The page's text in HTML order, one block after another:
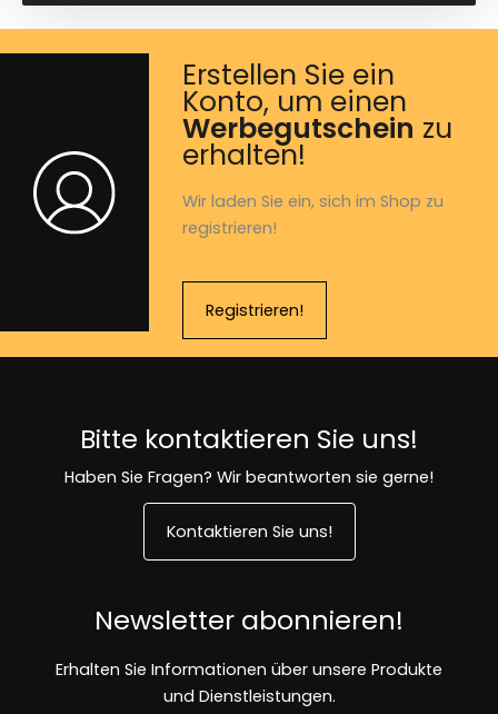
Erstellen Sie ein
Konto, um einen
Werbegutschein zu
erhalten!
Wir laden Sie ein, sich im Shop zu
registrieren!
Registrieren!
Bitte kontaktieren Sie uns!
Haben Sie Fragen? Wir beantworten sie gerne!
Kontaktieren Sie uns!
Newsletter abonnieren!
Erhalten Sie Informationen über unsere Produkte
und Dienstleistungen.